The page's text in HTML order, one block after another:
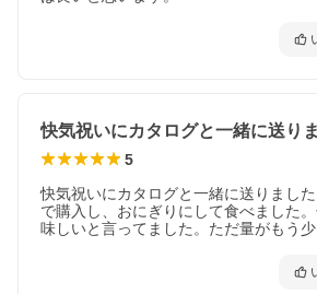
5
快気祝いにカタログと一緒に送りまし
で購入し、おにぎりにして食べました
味しいと言ってました。ただ量がもう少